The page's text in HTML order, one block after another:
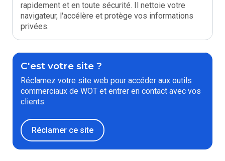
rapidement et en toute sécurité. Il nettoie votre
navigateur, l'accélère et protège vos informations
privées.
C'est votre site ?
Réclamez votre site web pour accéder aux outils
commerciaux de WOT et entrer en contact avec vos
clients.
Réclamer ce site